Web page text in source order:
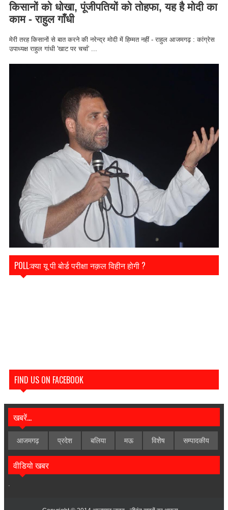
किसानों को धोखा, पूंजीपतियों को तोहफा, यह है मोदी का
काम - राहुल गाँधी
मेरी तरह किसानों से बात करने की नरेन्द्र मोदी में हिम्मत नहीं - राहुल आजमगढ़ : कांग्रेस
उपाध्यक्ष राहुल गांधी 'खाट पर चर्चा' ...
POLL:क्या यू पी बोर्ड परीक्षा नक़ल विहीन होगी ?
FIND US ON FACEBOOK
खबरें...
आजमगढ़ प्रदेश बलिया मऊ विशेेष सम्पादकीय
वीडियो खबर
.